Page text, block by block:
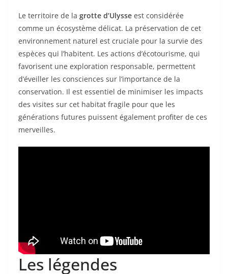
Le territoire de la grotte d’Ulysse est considérée
comme un écosystème délicat. La préservation de cet
environnement naturel est cruciale pour la survie des
espèces qui l’habitent. Les actions d’écotourisme, qui
favorisent une exploration responsable, permettent
d’éveiller les consciences sur l’importance de la
conservation. Il est essentiel de minimiser les impacts
des visites sur cet habitat fragile pour que les
générations futures puissent également profiter de ces
merveilles.
Les légendes